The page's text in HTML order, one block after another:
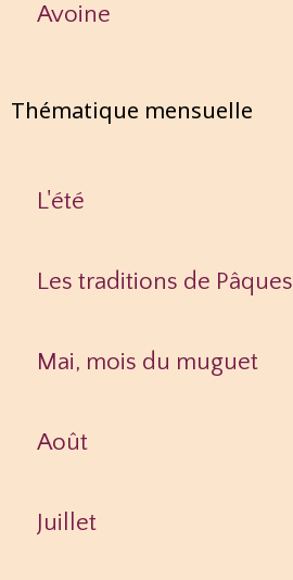
Avoine
Thématique mensuelle
L'été
Les traditions de Pâques
Mai, mois du muguet
Août
Juillet